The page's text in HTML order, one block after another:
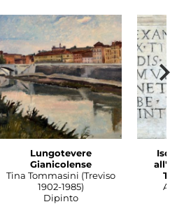
Lungotevere
Gianicolense
Tina Tommasini (Treviso
1902-1985)
Dipinto